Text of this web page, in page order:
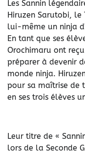
Les Sannin
Hiruzen Sarutobi, le
lui-même un ninja
En tant que ses
Orochimaru ont
préparer à devenir
monde ninja.
pour sa maîtrise de
en ses trois élèves
Leur titre de «
lors de la Seconde